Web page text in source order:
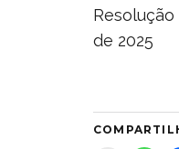
de 2025